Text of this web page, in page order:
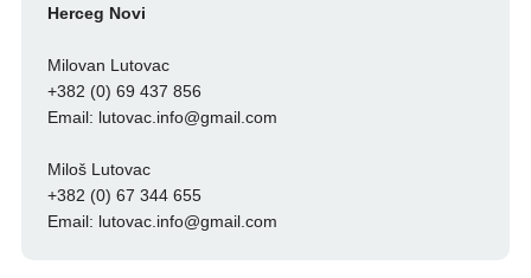
Herceg Novi
Milovan Lutovac
+382 (0) 69 437 856
Email: lutovac.info@gmail.com
Miloš Lutovac
+382 (0) 67 344 655
Email: lutovac.info@gmail.com